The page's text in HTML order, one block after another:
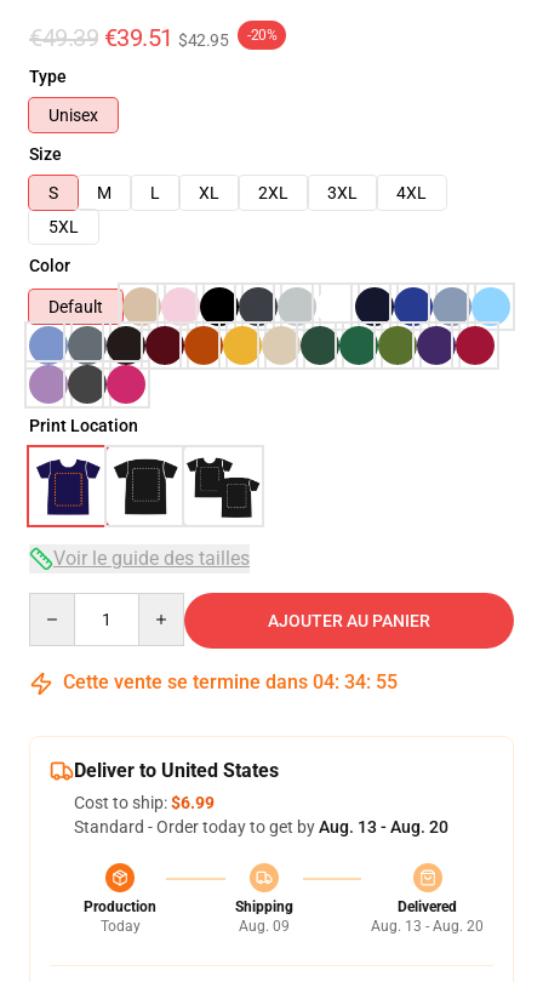
€49.39 €39.51 $42.95 -20%
Type
Unisex
Size
S
M L XL 2XL 3XL
4XL
5XL
Color
Default
Print Location
Voir le guide des tailles
AJOUTER AU PANIER
Cette vente se termine dans 04: 34: 54
Deliver to United States
Cost to ship:$6.99
Standard - Order today to get byAug. 13 - Aug. 20
Production
Today
Shipping
Aug. 09
Delivered
Aug. 13 - Aug. 20